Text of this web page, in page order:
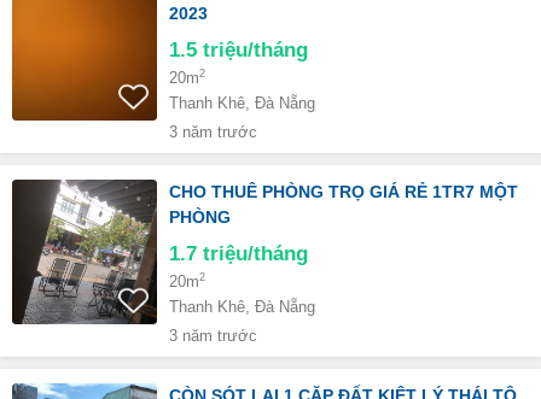
2023
1.5 triệu/tháng
20m2
Thanh Khê, Đà Nẵng
3 năm trước
CHO THUÊ PHÒNG TRỌ GIÁ RẺ 1TR7 MỘT
PHÒNG
1.7 triệu/tháng
20m2
Thanh Khê, Đà Nẵng
3 năm trước